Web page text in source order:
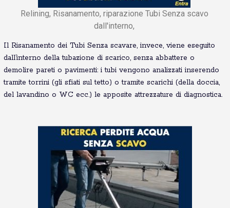
Relining, Risanamento, riparazione Tubi Senza scavo
dall'interno,
Il Risanamento dei Tubi Senza scavare, invece, viene eseguito
dall’interno della tubazione di scarico, senza abbattere o
demolire pareti o pavimenti: i tubi vengono analizzati inserendo
tramite torrini (gli sfiati sul tetto) o tramite scarichi (della doccia,
del lavandino o WC ecc.) le apposite attrezzature di diagnostica.